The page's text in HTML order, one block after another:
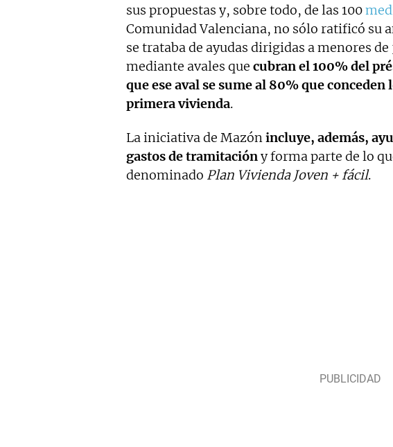
sus propuestas y, sobre todo, de las 100
Comunidad Valenciana, no sólo ratificó su
se trataba de ayudas dirigidas a menores
mediante avales que cubran el 100% del
que ese aval se sume al 80% que conceden
primera vivienda.
La iniciativa de Mazónincluye, además,
gastos de tramitacióny forma parte de lo
denominado Plan Vivienda Joven + fácil.